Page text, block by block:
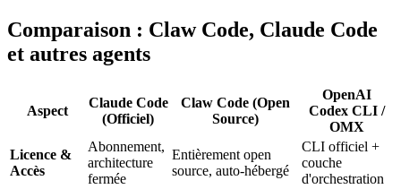
Comparaison : Claw Code, Claude Code
et autres agents
Aspect
Claude Code
(Officiel)
Claw Code (Open
Source)
OpenAI
Codex CLI /
OMX
Licence &
Accès
Abonnement,
architecture
fermée
Entièrement open
source, auto-hébergé
CLI officiel +
couche
d'orchestration